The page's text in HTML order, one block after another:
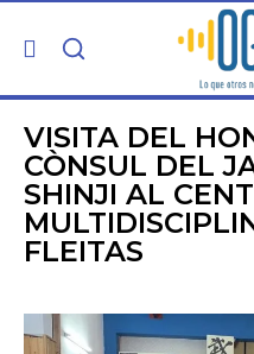
PORTADA
TELDE
GRAN CANARIA
CANARIAS
VISITA DEL
CÒNSUL DEL
SHINJI AL
FLEITAS